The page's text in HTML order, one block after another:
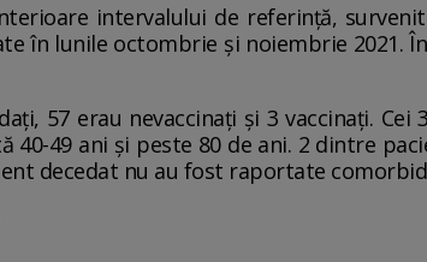
intervalului de referință,
în lunile octombrie și noiembrie 2021.
57 erau nevaccinați și 3 vaccinați. Cei
40-49 ani și peste 80 de ani. 2 dintre
decedat nu au fost raportate